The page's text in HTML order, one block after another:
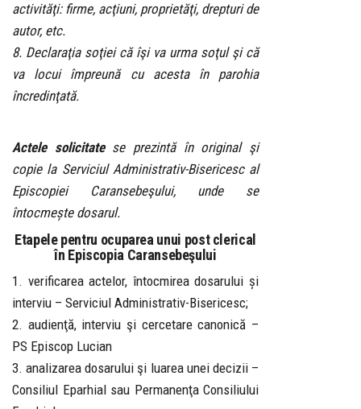
activităţi: firme, acţiuni, proprietăţi, drepturi de
autor, etc.
8. Declaraţia soţiei că îşi va urma soţul şi că
va locui împreună cu acesta în parohia
încredinţată.
Actele solicitatese prezintă în original şi
copie la Serviciul Administrativ-Bisericesc al
Episcopiei Caransebeşului, unde se
întocmește dosarul.
Etapele pentru ocuparea unui post clerical
în Episcopia Caransebeşului
1. verificarea actelor, întocmirea dosarului și
interviu – Serviciul Administrativ-Bisericesc;
2. audienţă, interviu şi cercetare canonică –
PS Episcop Lucian
3. analizarea dosarului şi luarea unei decizii –
Consiliul Eparhial sau Permanenţa Consiliului